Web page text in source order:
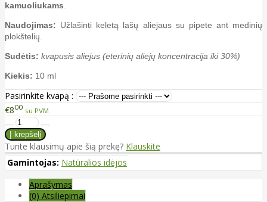
kamuoliukams
Naudojimas: Užlašinti keletą lašų aliejaus su pipete ant medinių
plokštelių.
Sudėtis: kvapusis aliejus (eterinių aliejų koncentracija iki 30%)
Kiekis: 10 ml
Pasirinkite kvapą :
€800 su PVM
Turite klausimų apie šią prekę? Klauskite
Gamintojas: Natūralios idėjos
Aprašymas
(0) Atsiliepimai